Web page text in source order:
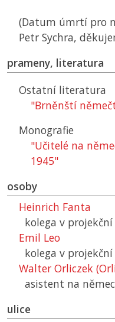
(Datum úmrtí pro
Petr Sychra,
prameny, literatura
Ostatní literatura
"Brněnští
Monografie
"Učitelé na
1945"
osoby
Heinrich Fanta
kolega v
Emil Leo
kolega v
Walter Orliczek
asistent na
ulice